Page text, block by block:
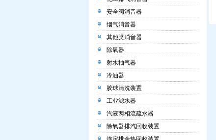
安全阀消音器
烟气消音器
其他类消音器
除氧器
射水抽气器
冷油器
胶球清洗装置
工业滤水器
汽液两相流疏水器
除氧器排汽回收装置